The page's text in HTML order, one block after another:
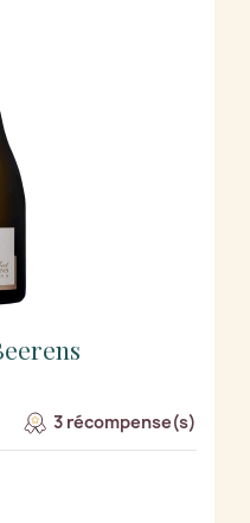
3 récompense(s)